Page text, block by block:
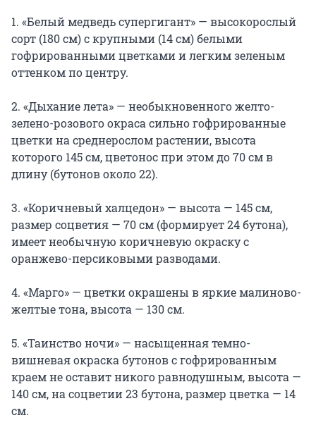
1. «Белый медведь супергигант» — высокорослый
сорт (180 см) с крупными (14 см) белыми
гофрированными цветками и легким зеленым
оттенком по центру.
2. «Дыхание лета» — необыкновенного желто-
зелено-розового окраса сильно гофрированные
цветки на среднерослом растении, высота
которого 145 см, цветонос при этом до 70 см в
длину (бутонов около 22).
3. «Коричневый халцедон» — высота — 145 см,
размер соцветия — 70 см (формирует 24 бутона),
имеет необычную коричневую окраску с
оранжево-персиковыми разводами.
4. «Марго» — цветки окрашены в яркие малиново-
желтые тона, высота — 130 см.
5. «Таинство ночи» — насыщенная темно-
вишневая окраска бутонов с гофрированным
краем не оставит никого равнодушным, высота —
140 см, на соцветии 23 бутона, размер цветка — 14
см.